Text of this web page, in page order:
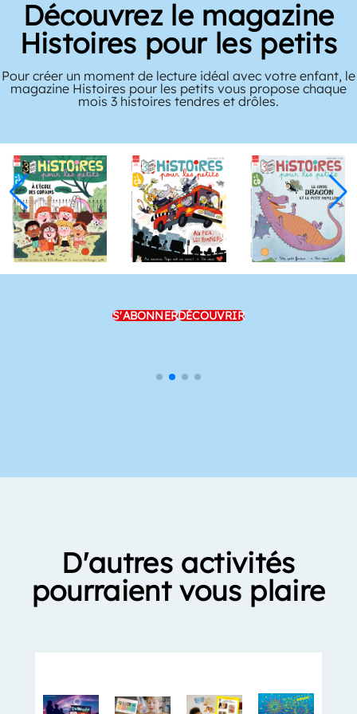
Découvrez le magazine
Histoires pour les petits
Pour créer un moment de lecture idéal avec votre enfant, le
magazine Histoires pour les petits vous propose chaque
mois 3 histoires tendres et drôles.
S'ABONNERDÉCOUVRIR
D'autres activités
pourraient vous plaire